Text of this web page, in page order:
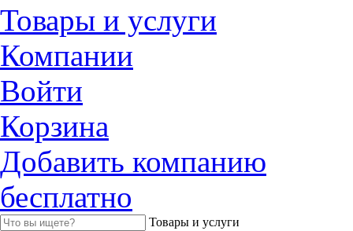
Товары и услуги
Компании
Войти
Корзина
Добавить компанию
бесплатно
Товары и услуги